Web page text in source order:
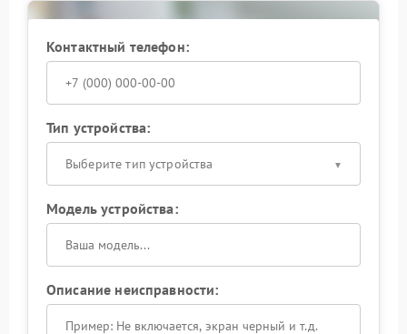
Контактный телефон:
Тип устройства:
Выберите тип устройства
Модель устройства:
Описание неисправности: